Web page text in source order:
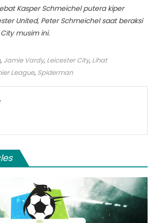
Kasper Schmeichel putera kiper
United, Peter Schmeichel saat beraksi
musim ini.
, Jamie Vardy, Leicester City, Lihat
League, Spiderman